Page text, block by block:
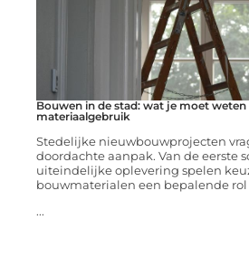
Bouwen in de stad: wat je moet
materiaalgebruik
Stedelijke nieuwbouwprojecten
doordachte aanpak. Van de eerste
uiteindelijke oplevering spelen
bouwmaterialen een bepalende
...